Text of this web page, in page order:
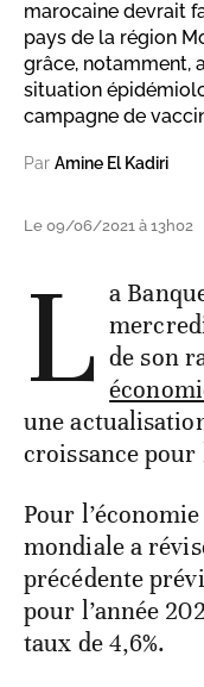
marocaine devrait
pays de la région
grâce, notamment,
situation
campagne de
Par Amine El Kadiri
Le 09/06/2021 à 13h02
L a
de son
une
croissance pour
Pour
mondiale a
précédente
pour l’année
taux de 4,6%.